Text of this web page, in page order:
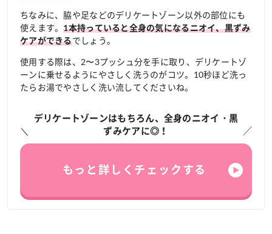
ちなみに、脇や足などのデリケートゾーン以外の部位にも
使えます。1本持っていると全身の気になるニオイ、黒ずみ
ケアができるでしょう。
使用する際は、2〜3プッシュ分を手に取り、デリケートゾ
ーンに乗せるようにやさしく洗うのがコツ。10秒ほど洗っ
たらお湯でやさしく洗い流してくださいね。
デリケートゾーンはもちろん、全身のニオイ・黒
ずみケアに◎！
もっと詳しくチェックする